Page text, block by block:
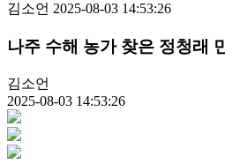
김소언 2025-08-03 14:53:26
나주 수해 농가 찾은 정청래
김소언
2025-08-03 14:53:26